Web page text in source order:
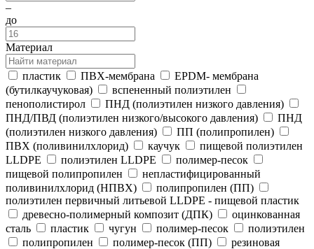
–
до
Материал
пластик ПВХ-мембрана
EPDM- мембрана
(бутилкаучуковая)
вспененный полиэтилен
пенополистирол
ПНД (полиэтилен низкого давления)
ПНД/ПВД (полиэтилен низкого/высокого давления)
ПНД
(полиэтилен низкого давления)
ПП (полипропилен)
ПВХ (поливинилхлорид)
каучук
пищевой полиэтилен
LLDPE
полиэтилен LLDPE
полимер-песок
пищевой полипропилен
непластифицированный
поливинилхлорид (НПВХ)
полипропилен (ПП)
полиэтилен первичный литьевой LLDPE - пищевой пластик
древесно-полимерный композит (ДПК)
оцинкованная
сталь
пластик чугун полимер-песок
полиэтилен
полипропилен
полимер-песок (ПП)
резиновая